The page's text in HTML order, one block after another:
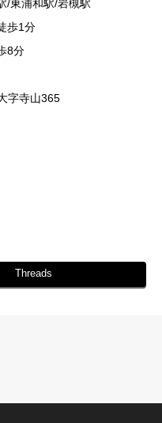
/東浦和駅/岩槻駅
歩1分
8分
字寺山365
Threads